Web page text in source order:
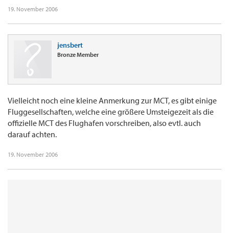
19. November 2006
jensbert
Bronze Member
Vielleicht noch eine kleine Anmerkung zur MCT, es gibt einige
Fluggesellschaften, welche eine größere Umsteigezeit als die
offizielle MCT des Flughafen vorschreiben, also evtl. auch
darauf achten.
19. November 2006